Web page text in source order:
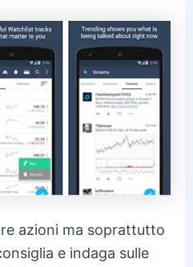
azioni ma soprattutto
e indaga sulle